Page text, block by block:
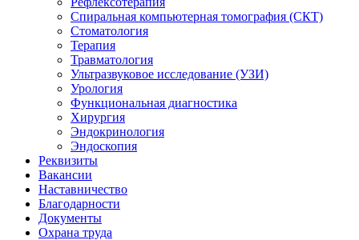
Спиральная компьютерная томография (СКТ)
Стоматология
Терапия
Травматология
Ультразвуковое исследование (УЗИ)
Урология
Функциональная диагностика
Хирургия
Эндокринология
Эндоскопия
Реквизиты
Вакансии
Наставничество
Благодарности
Документы
Охрана труда